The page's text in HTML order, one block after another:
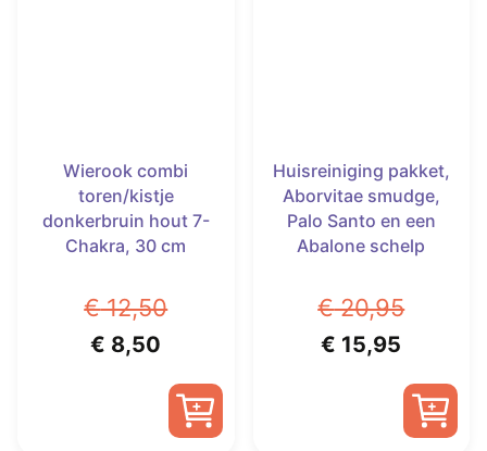
Wierook combi
toren/kistje
donkerbruin hout 7-
Chakra, 30 cm
€12,50
Oorspronkelijke
€ 8,50
prijs
is:
Huisreiniging pakket,
Aborvitae smudge,
Palo Santo en een
Abalone schelp
€20,95
Oorspronkelijke
€ 15,95
prijs
is: